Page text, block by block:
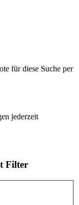
für diese Suche per
jederzeit
Filter